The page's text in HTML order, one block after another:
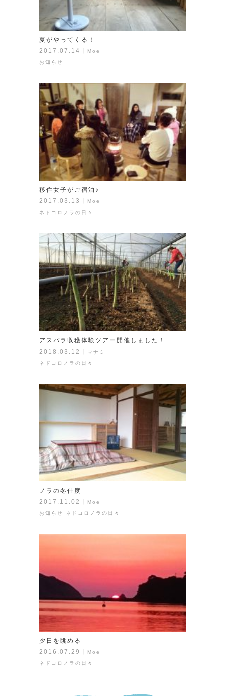
夏がやってくる！
2017.07.14
Moe
お知らせ
移住女子がご宿泊♪
2017.03.13
Moe
ネドコロノラの日々
アスパラ収穫体験ツアー開催しました！
2018.03.12
マナミ
ネドコロノラの日々
ノラの冬仕度
2017.11.02
Moe
お知らせ
ネドコロノラの日々
夕日を眺める
2016.07.29
Moe
ネドコロノラの日々